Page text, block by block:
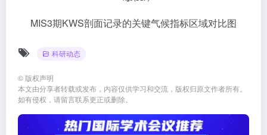
MIS3期KWS剖面记录的关键气候指标区域对比图
科研动态
© 版权声明
本文由分享者转载或发布，内容仅供学习和交流，版权归原文作者所有。
如有侵权，请留言联系更正或删除。